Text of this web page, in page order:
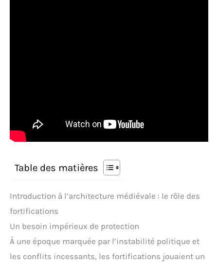
Table des matières
Introduction à l’architecture médiévale : le rôle des
fortifications
Un besoin impérieux de protection
À une époque marquée par l’instabilité politique et
les conflits incessants, les fortifications jouaient un